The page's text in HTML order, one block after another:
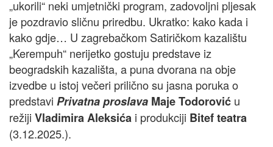
„ukorili“ neki umjetnički program, zadovoljni pljesak
je pozdravio sličnu priredbu. Ukratko: kako kada i
kako gdje… U zagrebačkom Satiričkom kazalištu
„Kerempuh“ nerijetko gostuju predstave iz
beogradskih kazališta, a puna dvorana na obje
izvedbe u istoj večeri prilično su jasna poruka o
predstavi Privatna proslava Maje Todorović u
režiji Vladimira Aleksića i produkciji Bitef teatra
(3.12.2025.).